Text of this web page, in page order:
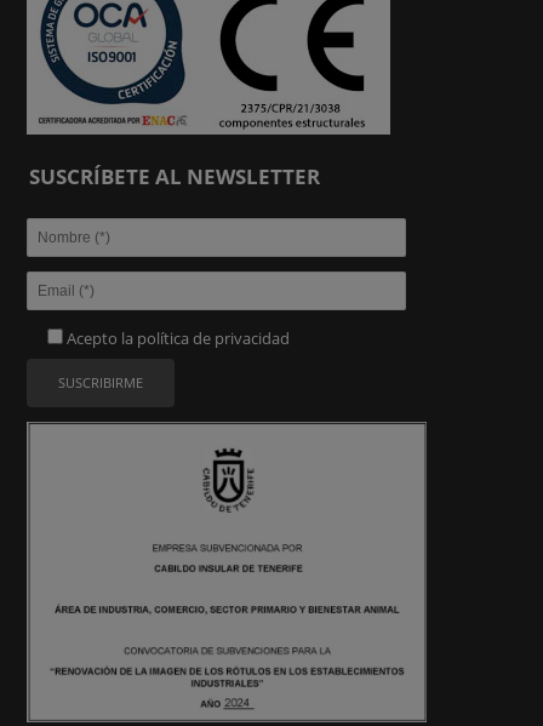
SUSCRÍBETE AL NEWSLETTER
Acepto la política de privacidad